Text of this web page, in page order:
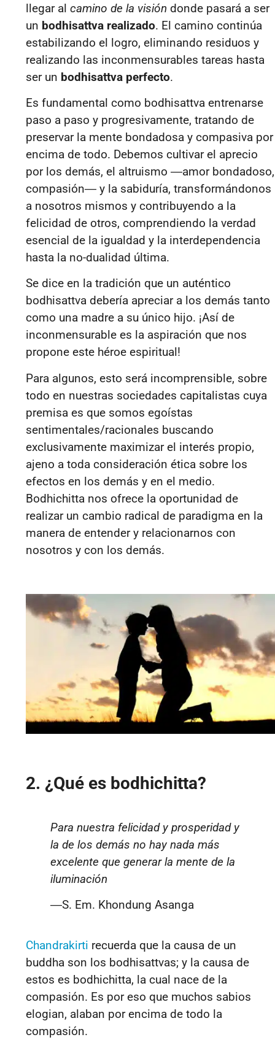
llegar al camino de la visión donde pasará a ser
un bodhisattva realizado. El camino continúa
estabilizando el logro, eliminando residuos y
realizando las inconmensurables tareas hasta
ser un bodhisattva perfecto.
Es fundamental como bodhisattva entrenarse
paso a paso y progresivamente, tratando de
preservar la mente bondadosa y compasiva por
encima de todo. Debemos cultivar el aprecio
por los demás, el altruismo ―amor bondadoso,
compasión― y la sabiduría, transformándonos
a nosotros mismos y contribuyendo a la
felicidad de otros, comprendiendo la verdad
esencial de la igualdad y la interdependencia
hasta la no-dualidad última.
Se dice en la tradición que un auténtico
bodhisattva debería apreciar a los demás tanto
como una madre a su único hijo. ¡Así de
inconmensurable es la aspiración que nos
propone este héroe espiritual!
Para algunos, esto será incomprensible, sobre
todo en nuestras sociedades capitalistas cuya
premisa es que somos egoístas
sentimentales/racionales buscando
exclusivamente maximizar el interés propio,
ajeno a toda consideración ética sobre los
efectos en los demás y en el medio.
Bodhichitta nos ofrece la oportunidad de
realizar un cambio radical de paradigma en la
manera de entender y relacionarnos con
nosotros y con los demás.
2. ¿Qué es bodhichitta?
Para nuestra felicidad y prosperidad y
la de los demás no hay nada más
excelente que generar la mente de la
iluminación
―S. Em. Khondung Asanga
Chandrakirti recuerda que la causa de un
buddha son los bodhisattvas; y la causa de
estos es bodhichitta, la cual nace de la
compasión. Es por eso que muchos sabios
elogian, alaban por encima de todo la
compasión.